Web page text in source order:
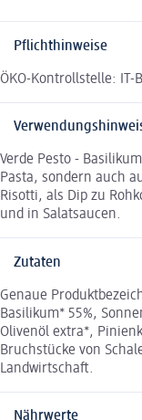
Pflichthinweise
ÖKO-Kontrollstelle: IT-
Verde Pesto -
Pasta, sondern auch
Risotti, als Dip zu
und in Salatsaucen.
Zutaten
Genaue
Basilikum* 55%,
Olivenöl extra*,
Bruchstücke von
Landwirtschaft.
Nährwerte